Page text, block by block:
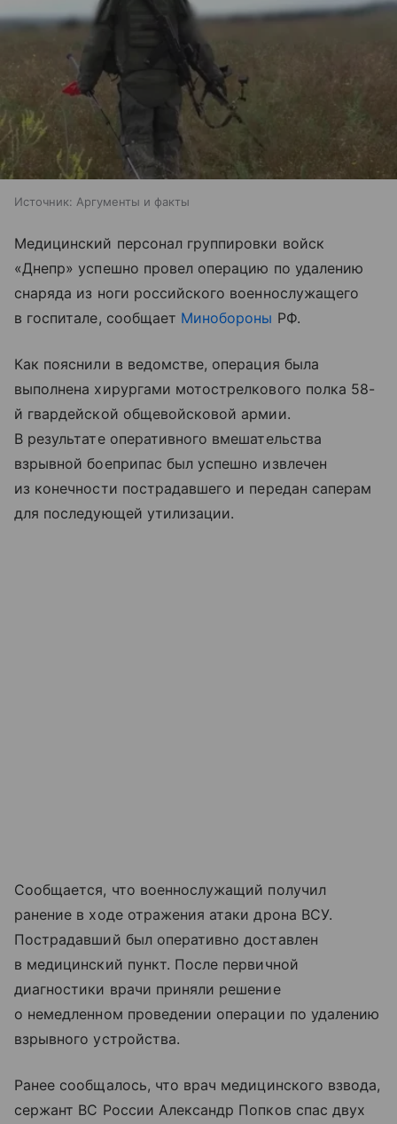
Источник: Аргументы и факты
Медицинский персонал группировки войск
«Днепр» успешно провел операцию по удалению
снаряда из ноги российского военнослужащего
в госпитале, сообщает Минобороны РФ.
Как пояснили в ведомстве, операция была
выполнена хирургами мотострелкового полка 58-
й гвардейской общевойсковой армии.
В результате оперативного вмешательства
взрывной боеприпас был успешно извлечен
из конечности пострадавшего и передан саперам
для последующей утилизации.
Сообщается, что военнослужащий получил
ранение в ходе отражения атаки дрона ВСУ.
Пострадавший был оперативно доставлен
в медицинский пункт. После первичной
диагностики врачи приняли решение
о немедленном проведении операции по удалению
взрывного устройства.
Ранее сообщалось, что врач медицинского взвода,
сержант ВС России Александр Попков спас двух